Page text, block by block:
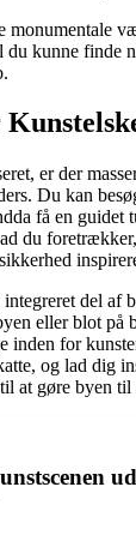
monumentale
kunne finde
er der
Du kan
få en guidet
du
del af
eller blot på
inden for
og lad dig
at gøre byen